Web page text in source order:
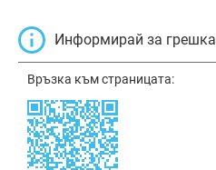
Информирай за грешка
Връзка към страницата: